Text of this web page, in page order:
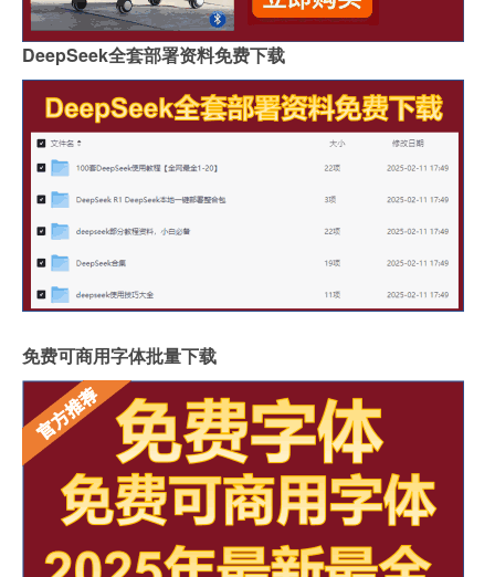
DeepSeek全套部署资料免费下载
免费可商用字体批量下载